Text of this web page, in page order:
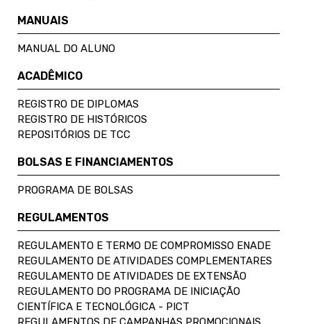
MANUAIS
MANUAL DO ALUNO
ACADÊMICO
REGISTRO DE DIPLOMAS
REGISTRO DE HISTÓRICOS
REPOSITÓRIOS DE TCC
BOLSAS E FINANCIAMENTOS
PROGRAMA DE BOLSAS
REGULAMENTOS
REGULAMENTO E TERMO DE COMPROMISSO ENADE
REGULAMENTO DE ATIVIDADES COMPLEMENTARES
REGULAMENTO DE ATIVIDADES DE EXTENSÃO
REGULAMENTO DO PROGRAMA DE INICIAÇÃO
CIENTÍFICA E TECNOLÓGICA - PICT